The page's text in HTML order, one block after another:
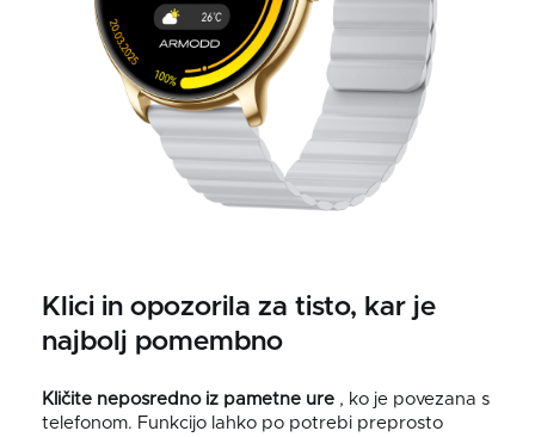
Klici in opozorila za tisto, kar je
najbolj pomembno
Kličite neposredno iz pametne ure , ko je povezana s
telefonom. Funkcijo lahko po potrebi preprosto